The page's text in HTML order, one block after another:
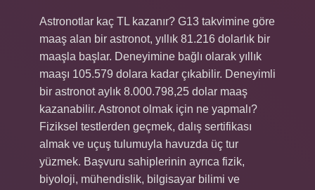
Astronotlar kaç TL kazanır? G13 takvimine göre
maaş alan bir astronot, yıllık 81.216 dolarlık bir
maaşla başlar. Deneyimine bağlı olarak yıllık
maaşı 105.579 dolara kadar çıkabilir. Deneyimli
bir astronot aylık 8.000.798,25 dolar maaş
kazanabilir. Astronot olmak için ne yapmalı?
Fiziksel testlerden geçmek, dalış sertifikası
almak ve uçuş tulumuyla havuzda üç tur
yüzmek. Başvuru sahiplerinin ayrıca fizik,
biyoloji, mühendislik, bilgisayar bilimi ve